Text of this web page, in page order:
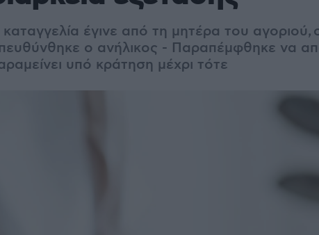
έγινε από τη μητέρα του αγοριού,
ο ανήλικος - Παραπέμφθηκε να
υπό κράτηση μέχρι τότε